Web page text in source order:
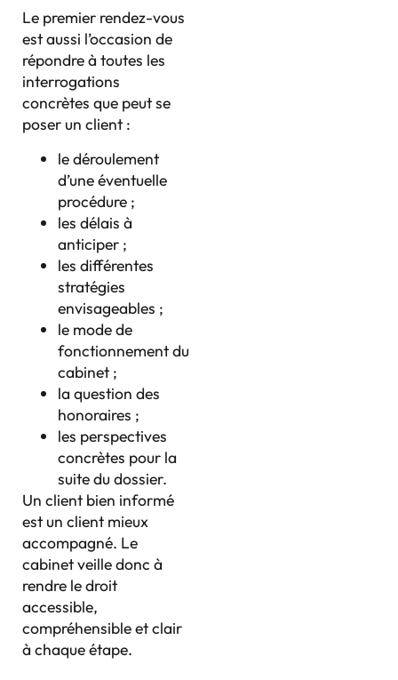
Le premier rendez-vous
est aussi l’occasion de
répondre à toutes les
interrogations
concrètes que peut se
poser un client :
le déroulement
d’une éventuelle
procédure ;
les délais à
anticiper ;
les différentes
stratégies
envisageables ;
le mode de
fonctionnement du
cabinet ;
la question des
honoraires ;
les perspectives
concrètes pour la
suite du dossier.
Un client bien informé
est un client mieux
accompagné. Le
cabinet veille donc à
rendre le droit
accessible,
compréhensible et clair
à chaque étape.